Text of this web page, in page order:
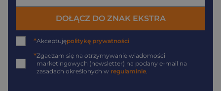
DOŁĄCZ DO ZNAK EKSTRA
*Akceptujępolitykę prywatności
*Zgadzam się na otrzymywanie wiadomości
marketingowych (newsletter) na podany e-mail na
zasadach określonych w regulaminie.